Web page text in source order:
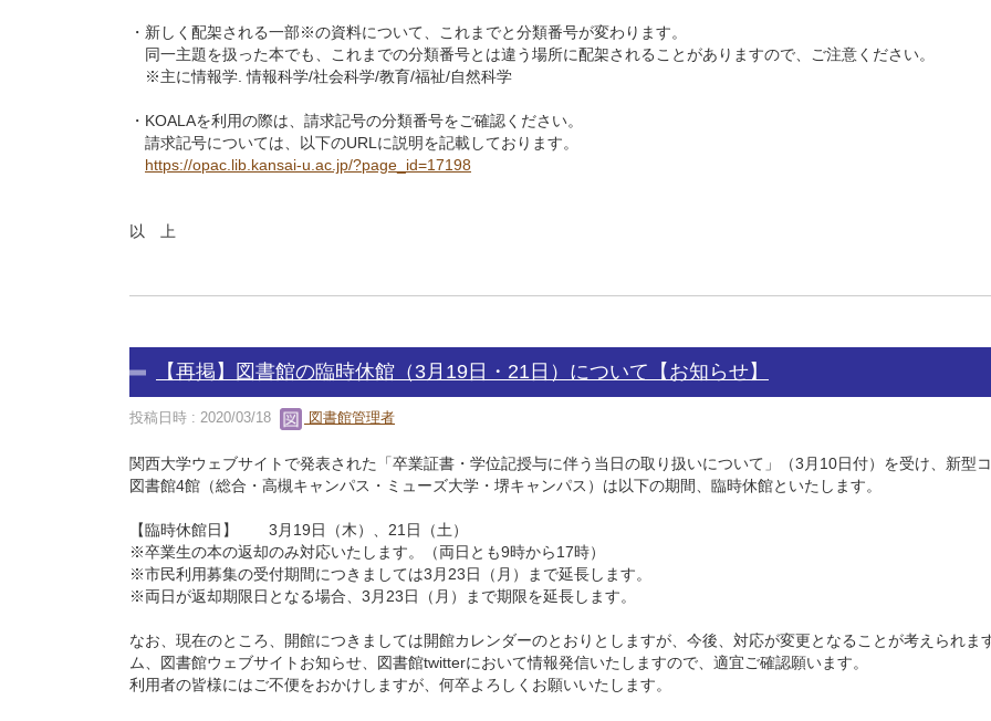
・新しく配架される一部※の資料について、これまでと分類番号が変わります。
同一主題を扱った本でも、これまでの分類番号とは違う場所に配架されることがありますので、ご注意ください。
※主に情報学. 情報科学/社会科学/教育/福祉/自然科学
・KOALAを利用の際は、請求記号の分類番号をご確認ください。
請求記号については、以下のURLに説明を記載しております。
https://opac.lib.kansai-u.ac.jp/?page_id=17198
以 上
【再掲】図書館の臨時休館（3月19日・21日）について【お知らせ】
投稿日時 : 2020/03/18 図書館管理者
関西大学ウェブサイトで発表された「卒業証書・学位記授与に伴う当日の取り扱いについて」（3月10日付）を受け、新型
図書館4館（総合・高槻キャンパス・ミューズ大学・堺キャンパス）は以下の期間、臨時休館といたします。
【臨時休館日】 3月19日（木）、21日（土）
※卒業生の本の返却のみ対応いたします。（両日とも9時から17時）
※市民利用募集の受付期間につきましては3月23日（月）まで延長します。
※両日が返却期限日となる場合、3月23日（月）まで期限を延長します。
なお、現在のところ、開館につきましては開館カレンダーのとおりとしますが、今後、対応が変更となることが考えられ
ム、図書館ウェブサイトお知らせ、図書館twitterにおいて情報発信いたしますので、適宜ご確認願います。
利用者の皆様にはご不便をおかけしますが、何卒よろしくお願いいたします。